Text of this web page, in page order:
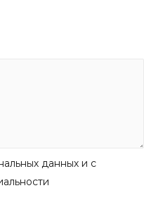
данных и с